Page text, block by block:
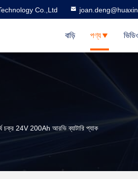
Co.,Ltd
বাড়ি পণ্য
চক্র 24V 200Ah আরভি ব্যাটারি প্যাক